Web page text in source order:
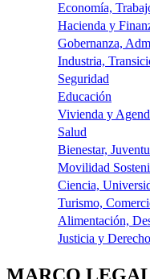
Economía,
Hacienda y
Gobernanza,
Industria,
Seguridad
Educación
Vivienda y
Salud
Bienestar,
Movilidad
Ciencia,
Turismo,
Alimentación,
Justicia y